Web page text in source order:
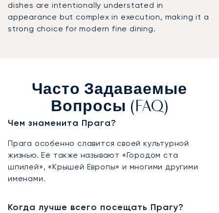
dishes are intentionally understated in
appearance but complex in execution, making it a
strong choice for modern fine dining.
Часто Задаваемые
Вопросы (FAQ)
Чем знаменита Прага?
Прага особенно славится своей культурной
жизнью. Её также называют «Городом ста
шпилей», «Крышей Европы» и многими другими
именами.
Когда лучше всего посещать Прагу?